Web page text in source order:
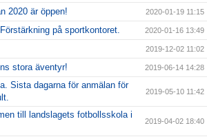
2020 är öppen! 2020-01-19 11:15
på sportkontoret. 2020-01-16 13:49
2019-12-02 11:02
stora äventyr! 2019-06-14 14:28
Sista dagarna för anmälan för
2019-05-10 11:42
till landslagets fotbollsskola i
2019-04-02 18:40